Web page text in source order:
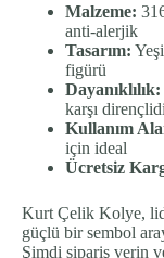
Malzeme:
anti-alerjik
Tasarım:
figürü
Dayanıklılık:
karşı
Kullanım
için ideal
Ücretsiz
Kurt Çelik Kolye,
güçlü bir sembol
Şimdi sipariş verin